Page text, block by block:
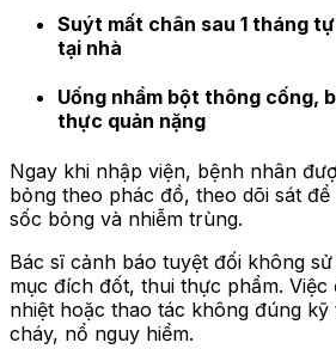
Suýt mất chân sau 1 tháng
tại nhà
Uống nhầm bột thông cống,
thực quản nặng
Ngay khi nhập viện, bệnh nhân
bỏng theo phác đồ, theo dõi sát
sốc bỏng và nhiễm trùng.
Bác sĩ cảnh báo tuyệt đối không
mục đích đốt, thui thực phẩm.
nhiệt hoặc thao tác không đúng
cháy, nổ nguy hiểm.